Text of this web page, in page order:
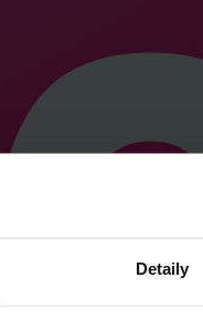
Detaily